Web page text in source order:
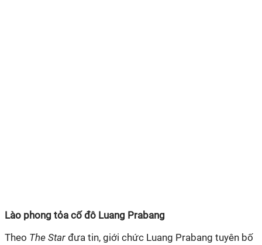
Lào phong tỏa cố đô Luang Prabang
Theo The Star đưa tin, giới chức Luang Prabang tuyên bố